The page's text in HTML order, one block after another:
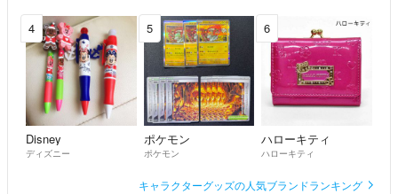
4
Disney
ディズニー
5
ポケモン
ポケモン
6
ハローキティ
ハローキティ
キャラクターグッズの人気ブランドランキング